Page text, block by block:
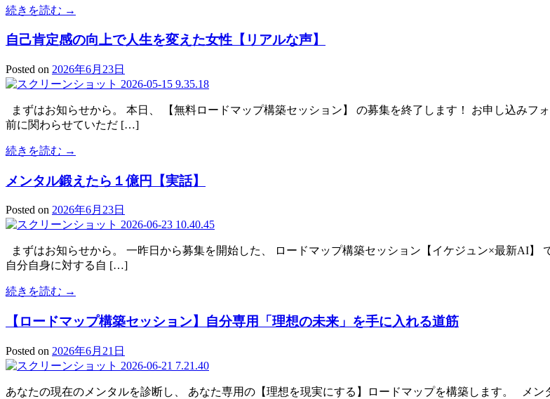
続きを読む →
自己肯定感の向上で人生を変えた女性【リアルな声】
Posted on 2026年6月23日
まずはお知らせから。 本日、 【無料ロードマップ構築セッション】 の募集を終了します！ お申し込み
前に関わらせていただ […]
続きを読む →
メンタル鍛えたら１億円【実話】
Posted on 2026年6月23日
まずはお知らせから。 一昨日から募集を開始した、 ロードマップ構築セッション【イケジュン×最新AI
自分自身に対する自 […]
続きを読む →
【ロードマップ構築セッション】自分専用「理想の未来」を手に入れる道筋
Posted on 2026年6月21日
あなたの現在のメンタルを診断し、 あなた専用の【理想を現実にする】ロードマップを構築します。 メ